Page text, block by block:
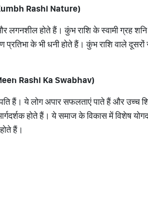
Rashi Nature)
होते हैं। कुंभ राशि के स्वामी ग्रह
प्रतिभा के भी धनी होते हैं। कुंभ राशि वाले
Rashi Ka Swabhav)
हैं। ये लोग अपार सफलताएं पाते हैं और उच्च
होते हैं। ये समाज के विकास में विशेष
हैं।